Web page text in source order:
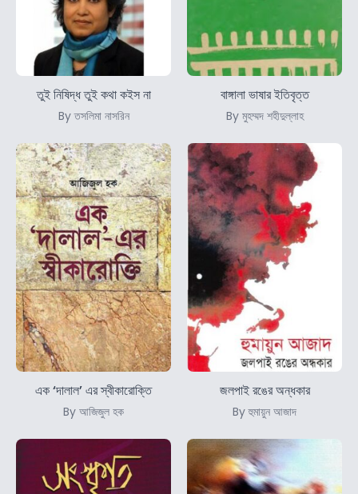
তুই নিষিদ্ধ তুই কথা কইস না
By তসলিমা নাসরিন
বাঙ্গালা ভাষার ইতিবৃত্ত
By মুহম্মদ শহীদুল্লাহ
এক ‘দালাল’ এর স্বীকারোক্তি
By আজিজুল হক
জলপাই রঙের অন্ধকার
By হুমায়ুন আজাদ